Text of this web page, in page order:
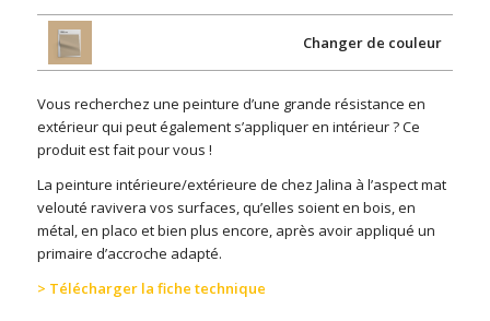
Changer de couleur
Vous recherchez une peinture d’une grande résistance en
extérieur qui peut également s’appliquer en intérieur ? Ce
produit est fait pour vous !
La peinture intérieure/extérieure de chez Jalina à l’aspect mat
velouté ravivera vos surfaces, qu’elles soient en bois, en
métal, en placo et bien plus encore, après avoir appliqué un
primaire d’accroche adapté.
> Télécharger la fiche technique